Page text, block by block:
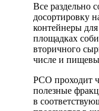
Все раздельно
досортировку
контейнеры
площадках
вторичного
числе и
РСО проходит
полезные
в